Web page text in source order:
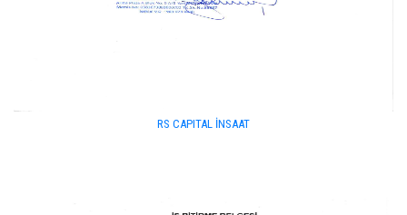
RS CAPITAL İNSAAT